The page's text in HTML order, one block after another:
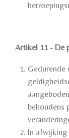
Artikel 11 - De
Gedurende
behoudens
In afwijking